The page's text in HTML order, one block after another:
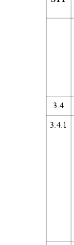
3.4
3.4.1